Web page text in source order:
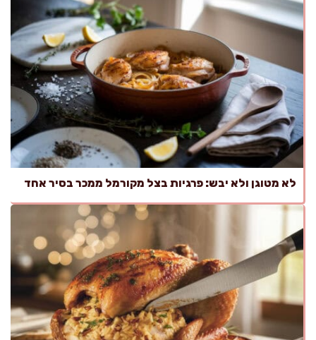
לא מטוגן ולא יבש: פרגיות בצל מקורמל ממכר בסיר אחד